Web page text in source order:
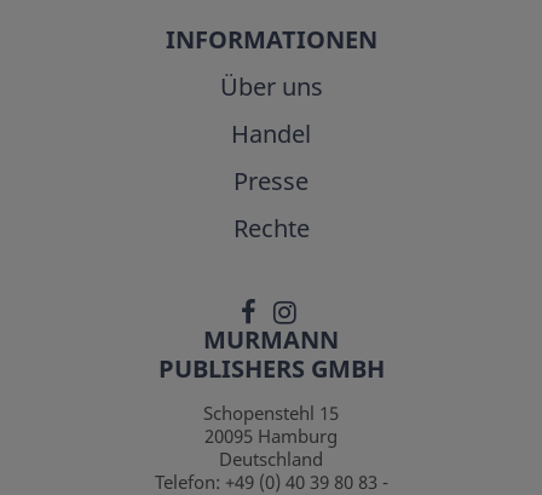
INFORMATIONEN
Über uns
Handel
Presse
Rechte
MURMANN
PUBLISHERS GMBH
Schopenstehl 15
20095 Hamburg
Deutschland
Telefon: +49 (0) 40 39 80 83 -